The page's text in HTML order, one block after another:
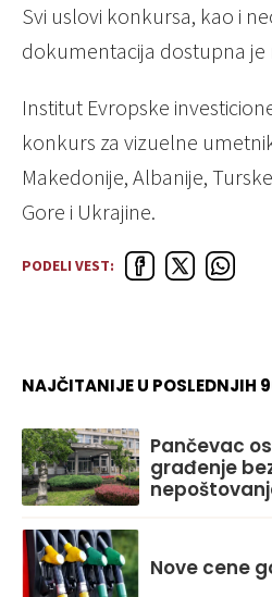
Svi uslovi konkursa, kao i
dokumentacija dostupna je
Institut Evropske
konkurs za vizuelne
Makedonije, Albanije,
Gore i Ukrajine.
PODELI VEST:
NAJČITANIJE U POSLEDNJIH
Pančevac
građenje
Nove cene